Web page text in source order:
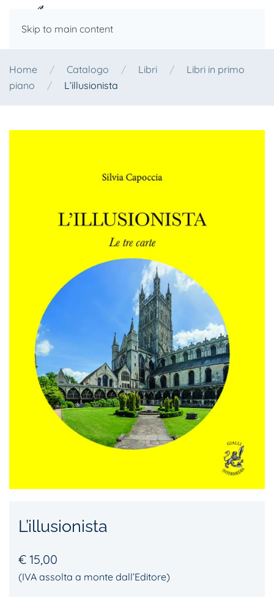
Skip to main content
Home Catalogo Libri
Libri in primo
piano
L’illusionista
L’illusionista
€ 15,00
(IVA assolta a monte dall’Editore)